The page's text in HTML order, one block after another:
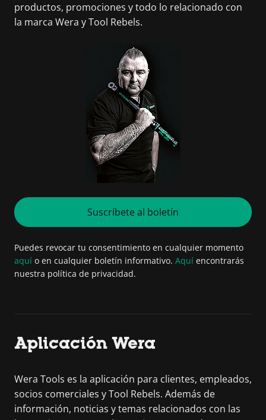
productos, promociones y todo lo relacionado con
la marca Wera y Tool Rebels.
Suscríbete al boletín
Puedes revocar tu consentimiento en cualquier momento
aquí o en cualquier boletín informativo. Aquí encontrarás
nuestra política de privacidad.
Aplicación Wera
Wera Tools es la aplicación para clientes, empleados,
socios comerciales y Tool Rebels. Además de
información, noticias y temas relacionados con las